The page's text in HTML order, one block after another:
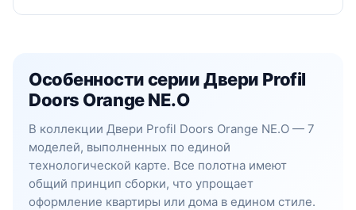
Особенности серии Двери Profil
Doors Orange NE.O
В коллекции Двери Profil Doors Orange NE.O — 7
моделей, выполненных по единой
технологической карте. Все полотна имеют
общий принцип сборки, что упрощает
оформление квартиры или дома в едином стиле.